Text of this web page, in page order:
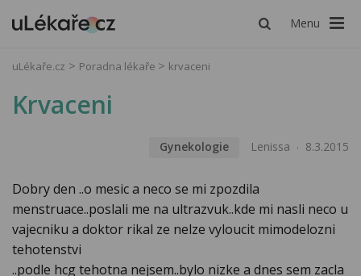
Menu
uLékaře.cz Poradna lékaře krvaceni
Krvaceni
Gynekologie Lenissa 8.3.2015
Dobry den ..o mesic a neco se mi zpozdila
menstruace..poslali me na ultrazvuk..kde mi nasli neco u
vajecniku a doktor rikal ze nelze vyloucit mimodelozni
tehotenstvi
..podle hcg tehotna nejsem..bylo nizke a dnes sem zacla